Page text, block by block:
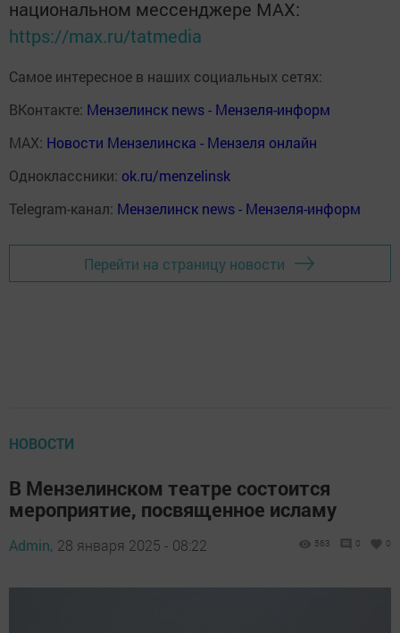
национальном мессенджере MАХ:
https://max.ru/tatmedia
Самое интересное в наших социальных сетях:
ВКонтакте: Мензелинск news - Мензеля-информ
MAX: Новости Мензелинска - Мензеля онлайн
Одноклассники: ok.ru/menzelinsk
Telegram-канал: Мензелинск news - Мензеля-информ
Перейти на страницу новости
НОВОСТИ
В Мензелинском театре состоится
мероприятие, посвященное исламу
Admin, 28 января 2025 - 08:22 563 0 0